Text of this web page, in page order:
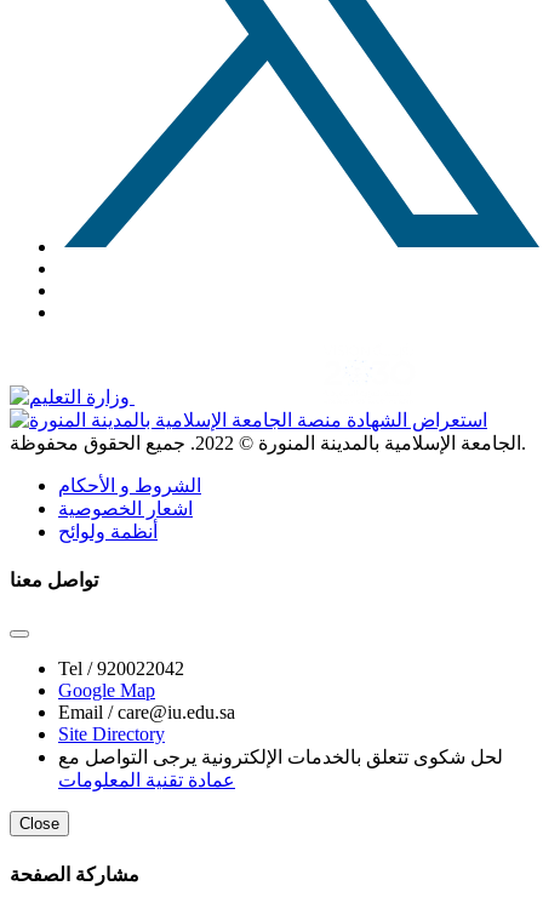
الجامعة الإسلامية بالمدينة المنورة © 2022 . جميع الحقوق محفوظة.
الشروط و الأحكام
اشعار الخصوصية
أنظمة ولوائح
تواصل معنا
Tel /920022042
Google Map
Email /care@iu.edu.sa
Site Directory
لحل شكوى تتعلق بالخدمات الإلكترونية يرجى التواصل مع
عمادة تقنية المعلومات
Close
مشاركة الصفحة